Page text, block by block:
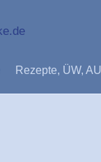
Rezepte, ÜW,